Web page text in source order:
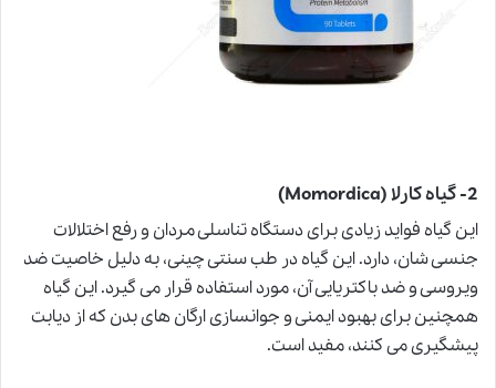
2- گیاه کارلا (Momordica )
این گیاه فواید زیادی برای دستگاه تناسلی مردان و رفع اختلالات
جنسی شان، دارد. این گیاه در طب سنتی چینی، به دلیل خاصیت ضد
ویروسی و ضد باکتریایی آن، مورد استفاده قرار می گیرد. این گیاه
همچنین برای بهبود ایمنی و جوانسازی ارگان های بدن که از دیابت
پیشگیری می کنند، مفید است.